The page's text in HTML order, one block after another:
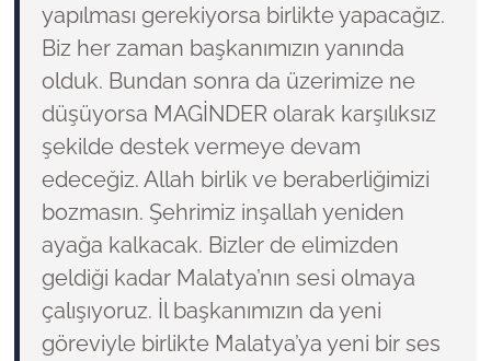
yapılması gerekiyorsa birlikte yapacağız.
Biz her zaman başkanımızın yanında
olduk. Bundan sonra da üzerimize ne
düşüyorsa MAGİNDER olarak karşılıksız
şekilde destek vermeye devam
edeceğiz. Allah birlik ve beraberliğimizi
bozmasın. Şehrimiz inşallah yeniden
ayağa kalkacak. Bizler de elimizden
geldiği kadar Malatya’nın sesi olmaya
çalışıyoruz. İl başkanımızın da yeni
göreviyle birlikte Malatya’ya yeni bir ses